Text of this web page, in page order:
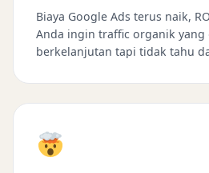
Biaya Google Ads terus naik,
Anda ingin traffic organik yang
berkelanjutan tapi tidak tahu